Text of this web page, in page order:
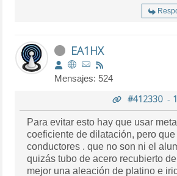
EA1HX
Mensajes: 524
#412330-
Para evitar esto hay que usar
coeficiente de dilatación, pero
conductores . que no son ni el
quizás tubo de acero recubierto
mejor una aleación de platino e